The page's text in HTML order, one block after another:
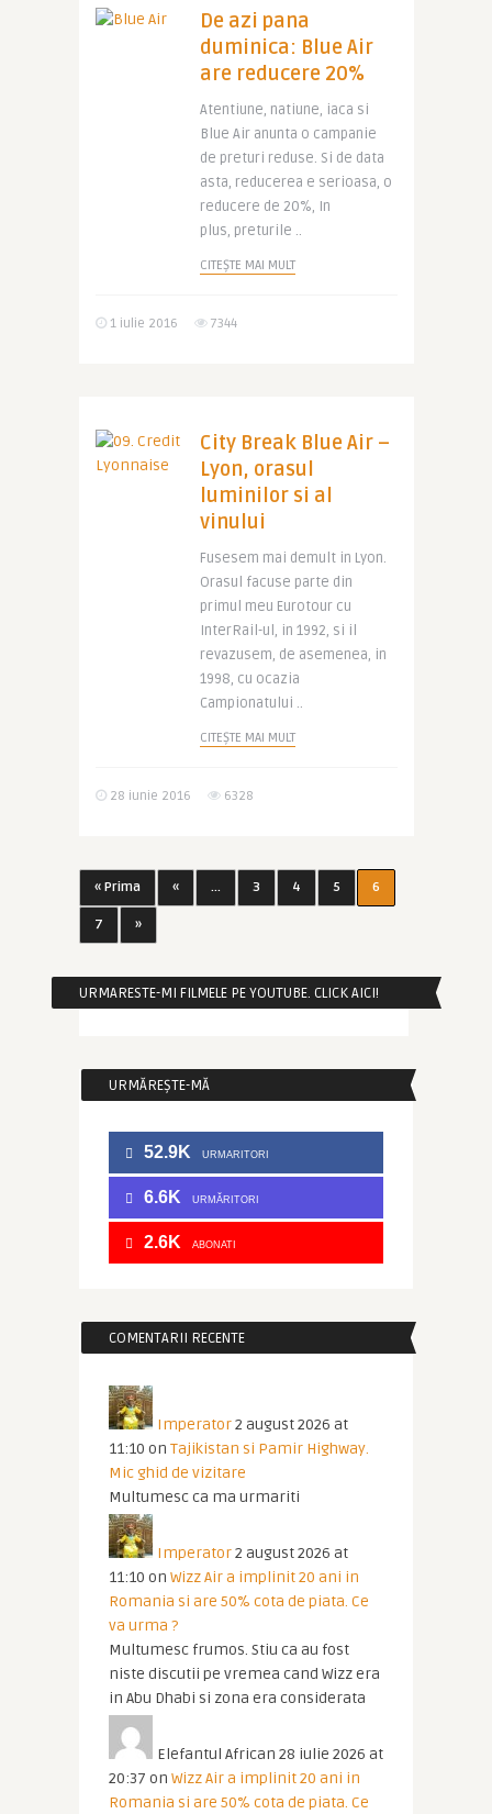
De azi pana
duminica: Blue Air
are reducere 20%
Atentiune, natiune, iaca si
Blue Air anunta o campanie
de preturi reduse. Si de data
asta, reducerea e serioasa, o
reducere de 20%, In
plus, preturile ..
CITEȘTE MAI MULT
1 iulie 2016 7344
City Break Blue Air –
Lyon, orasul
luminilor si al
vinului
Fusesem mai demult in Lyon.
Orasul facuse parte din
primul meu Eurotour cu
InterRail-ul, in 1992, si il
revazusem, de asemenea, in
1998, cu ocazia
Campionatului ..
CITEȘTE MAI MULT
28 iunie 2016 6328
« Prima « ... 3 4 5 6
7 »
URMARESTE-MI FILMELE PE YOUTUBE. CLICK AICI!
URMĂREȘTE-MĂ
52.9K URMARITORI
6.6K URMĂRITORI
2.6K ABONATI
COMENTARII RECENTE
Imperator2 august 2026 at
11:10 on Tajikistan si Pamir Highway.
Mic ghid de vizitare
Multumesc ca ma urmariti
Imperator2 august 2026 at
11:10 on Wizz Air a implinit 20 ani in
Romania si are 50% cota de piata. Ce
va urma ?
Multumesc frumos. Stiu ca au fost
niste discutii pe vremea cand Wizz era
in Abu Dhabi si zona era considerata
Elefantul African 28 iulie 2026 at
20:37 on Wizz Air a implinit 20 ani in
Romania si are 50% cota de piata. Ce